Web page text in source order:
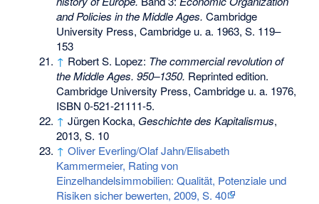
and Policies in the Middle Ages. Cambridge
University Press, Cambridge u. a. 1963, S. 119–
153
↑ Robert S. Lopez: The commercial revolution of
the Middle Ages. 950–1350. Reprinted edition.
Cambridge University Press, Cambridge u. a. 1976,
ISBN 0-521-21111-5.
↑ Jürgen Kocka, Geschichte des Kapitalismus,
2013, S. 10
↑ Oliver Everling/Olaf Jahn/Elisabeth
Kammermeier, Rating von
Einzelhandelsimmobilien: Qualität, Potenziale und
Risiken sicher bewerten, 2009, S. 40